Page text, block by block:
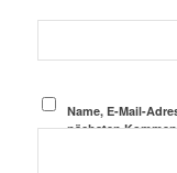
Name, E-Mail-
nächsten